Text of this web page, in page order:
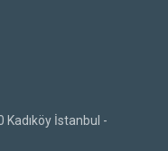
Kadıköy İstanbul -